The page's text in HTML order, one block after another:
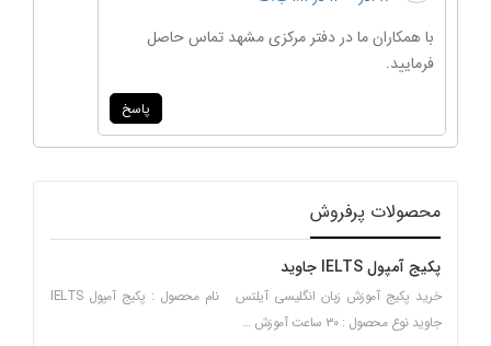
با همکاران ما در دفتر مرکزی مشهد تماس حاصل
فرمایید.
پاسخ
محصولات پرفروش
پکیج آمپول IELTS جاوید
خرید پکیج آموزش زبان انگلیسی آیلتس نام محصول : پکیج آمپول IELTS
جاوید نوع محصول : ۳۰ ساعت آموزش …